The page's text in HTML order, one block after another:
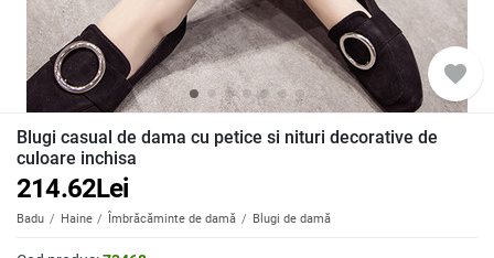
favorite
Blugi casual de dama cu petice si nituri decorative de
culoare inchisa
214.62Lei
Badu Haine Îmbrăcăminte de damă Blugi de damă